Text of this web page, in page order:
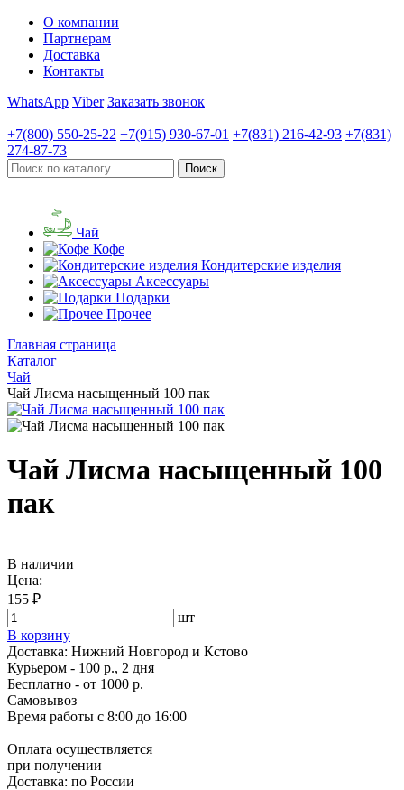
О компании
Партнерам
Доставка
Контакты
WhatsApp Viber Заказать звонок
+7(800) 550-25-22 +7(915) 930-67-01 +7(831) 216-42-93 +7(831)
274-87-73
Чай
Кофе
Кондитерские изделия
Аксессуары
Подарки
Прочее
Главная страница
Каталог
Чай
Чай Лисма насыщенный 100 пак
Чай Лисма насыщенный 100
пак
В наличии
Цена:
155 ₽
шт
В корзину
Доставка: Нижний Новгород и Кстово
Курьером - 100 р., 2 дня
Бесплатно - от 1000 р.
Самовывоз
Время работы с 8:00 до 16:00
Оплата осуществляется
при получении
Доставка: по России